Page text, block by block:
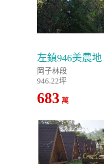
左鎮946美農地
岡子林段
946.22坪
683 萬